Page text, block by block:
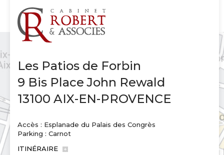
Les Patios de Forbin
9 Bis Place John Rewald
13100 AIX-EN-PROVENCE
Accès : Esplanade du Palais des Congrès
Parking : Carnot
ITINÉRAIRE